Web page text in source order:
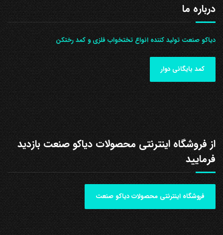
درباره ما
دیاکو صنعت تولید کننده انواع تختخواب فلزی و کمد رختکن
کمد بایگانی دوار
از فروشگاه اینترنتی محصولات دیاکو صنعت بازدید
فرمایید
فروشگاه اینترنتی محصولات دیاکو صنعت